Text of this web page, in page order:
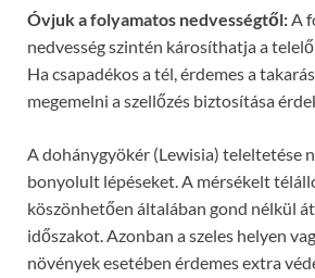
Óvjuk a folyamatos nedvességtől:A
nedvesség szintén károsíthatja a
Ha csapadékos a tél, érdemes a
megemelni a szellőzés biztosítása
A dohánygyökér (Lewisia) teleltetése
bonyolult lépéseket. A mérsékelt
köszönhetően általában gond nélkül
időszakot. Azonban a szeles helyen
növények esetében érdemes extra